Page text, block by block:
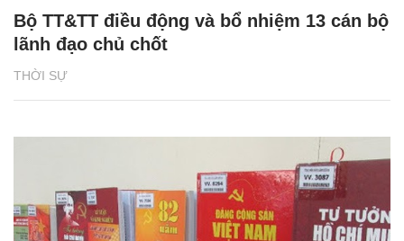
THỜI SỰ
Bộ TT&TT điều động và bổ nhiệm 13 cán bộ
lãnh đạo chủ chốt